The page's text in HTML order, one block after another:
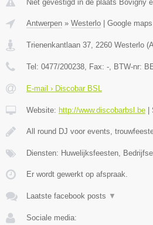
Niet gevestigd in de plaats Bovigny
Antwerpen » Westerlo Google maps
Trienenkantlaan 37, 2260 Westerlo (
Tel: 0477/200238, Fax: -, BTW-nr:
E-mail › Discobar BSL
Website: http://www.discobarbsl.be
All round DJ voor events,
Diensten: Huwelijksfeesten,
Er wordt gewerkt op afspraak.
Laatste facebook posts ▼
Sociale media: